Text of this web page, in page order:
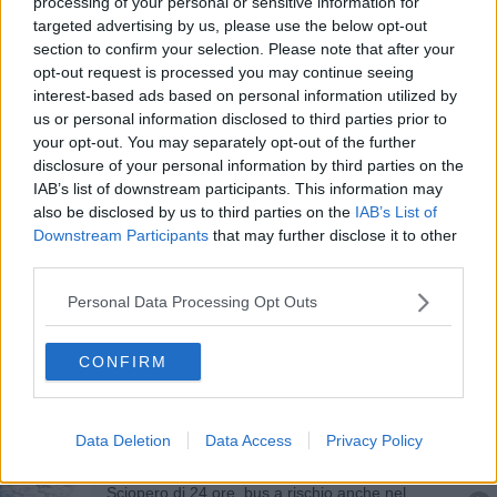
targeted advertising by us, please use the below opt-out
section to confirm your selection. Please note that after your
opt-out request is processed you may continue seeing
interest-based ads based on personal information utilized by
us or personal information disclosed to third parties prior to
your opt-out. You may separately opt-out of the further
disclosure of your personal information by third parties on the
IAB’s list of downstream participants. This information may
also be disclosed by us to third parties on the IAB’s List of
Downstream Participants that may further disclose it to other
Personal Data Processing Opt Outs
CONFIRM
Data Deletion Data Access Privacy Policy
Inaugurato il Centro Raccolta a Perignano
Asilo nido, ultimi giorni per le iscrizioni
Gennaio, scatta il mese per iscriversi a scuola
Apre la piattaforma ecologica di Ponticelli
Geofor, il presidente Marconcini chiede scusa
Boom di richieste per il contributo affitto
Tentano una truffa da migliaia di euro e finiscono
in carcere
​Cronaca di un vaccino annunciato
Crisi Covid, azzeramenti per le rette dei nidi
Sciopero di 24 ore, bus a rischio anche nel